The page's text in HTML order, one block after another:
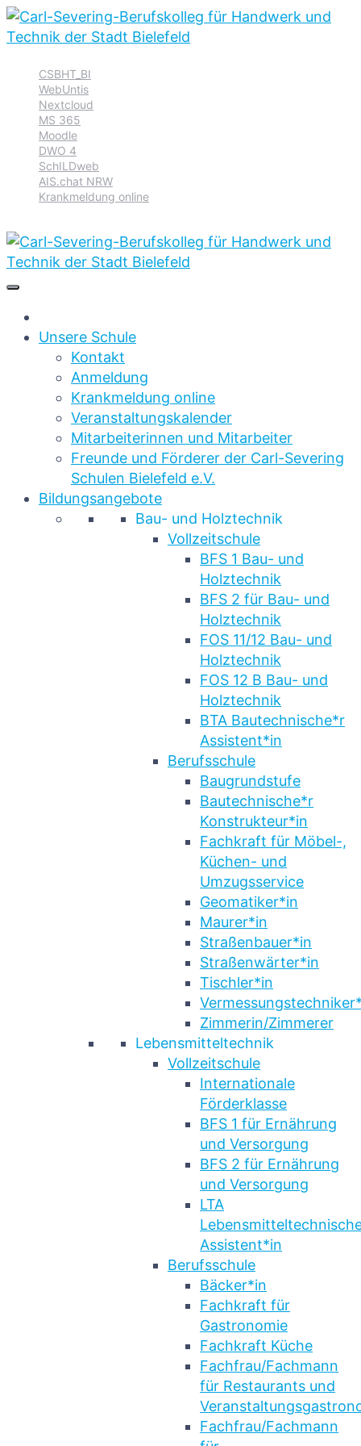
Hauptnavigation
springen
Inhalt
springen
Footer
springen
CSBHT_BI
WebUntis
Nextcloud
MS 365
Moodle
DWO 4
SchILDweb
AIS.chat NRW
Krankmeldung online
Unsere Schule
Kontakt
Anmeldung
Krankmeldung online
Veranstaltungskalender
Mitarbeiterinnen und Mitarbeiter
Freunde und Förderer der Carl-Severing
Schulen Bielefeld e.V.
Bildungsangebote
Bau- und Holztechnik
Vollzeitschule
BFS 1 Bau- und
Holztechnik
BFS 2 für Bau- und
Holztechnik
FOS 11/12 Bau- und
Holztechnik
FOS 12 B Bau- und
Holztechnik
BTA Bautechnische*r
Assistent*in
Berufsschule
Baugrundstufe
Bautechnische*r
Konstrukteur*in
Fachkraft für Möbel-,
Küchen- und
Umzugsservice
Geomatiker*in
Maurer*in
Straßenbauer*in
Straßenwärter*in
Tischler*in
Zimmerin/Zimmerer
Lebensmitteltechnik
Vollzeitschule
Internationale
Förderklasse
BFS 1 für Ernährung
und Versorgung
BFS 2 für Ernährung
und Versorgung
LTA
Assistent*in
Berufsschule
Bäcker*in
Fachkraft für
Gastronomie
Fachkraft Küche
Fachfrau/Fachmann
für Restaurants und
Fachfrau/Fachmann